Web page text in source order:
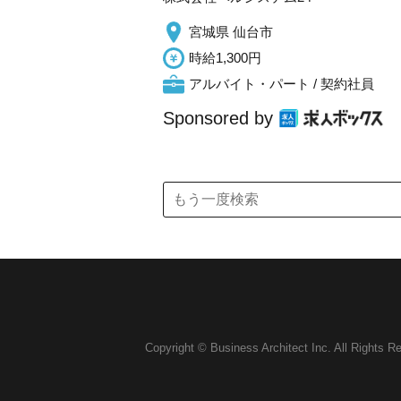
宮城県 仙台市
時給1,300円
アルバイト・パート / 契約社員
Sponsored by
Copyright © Business Architect Inc. All Rights